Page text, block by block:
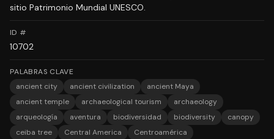
sitio Patrimonio Mundial UNESCO.
ID #
10702
PALABRAS CLAVE
ancient city
ancient civilization
ancient Maya
ancient temple
archaeological tourism
archaeology
arqueología
aventura biodiversidad biodiversity
canopy
ceiba tree
Central America
Centroamérica